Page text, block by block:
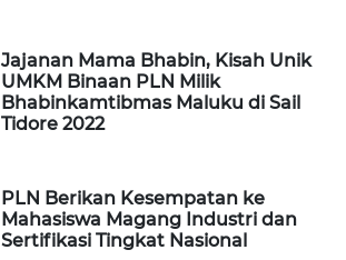
Jajanan Mama Bhabin, Kisah Unik
UMKM Binaan PLN Milik
Bhabinkamtibmas Maluku di Sail
Tidore 2022
PLN Berikan Kesempatan ke
Mahasiswa Magang Industri dan
Sertifikasi Tingkat Nasional